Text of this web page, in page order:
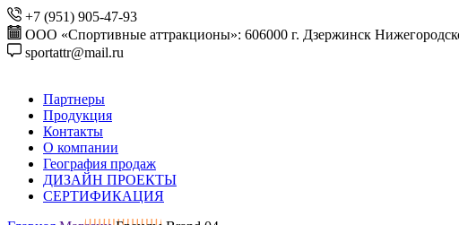
+7 (951) 905-47-93
ООО «Спортивные аттракционы»: 606000 г. Дзержинск
sportattr@mail.ru
Партнеры
Продукция
Контакты
О компании
География продаж
ДИЗАЙН ПРОЕКТЫ
СЕРТИФИКАЦИЯ